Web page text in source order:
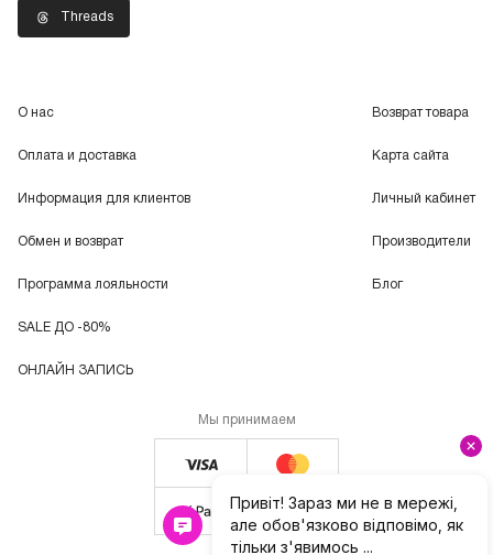
Threads
О нас
Оплата и доставка
Информация для клиентов
Обмен и возврат
Программа лояльности
SALE ДО -80%
ОНЛАЙН ЗАПИСЬ
Возврат товара
Карта сайта
Личный кабинет
Производители
Блог
Мы принимаем